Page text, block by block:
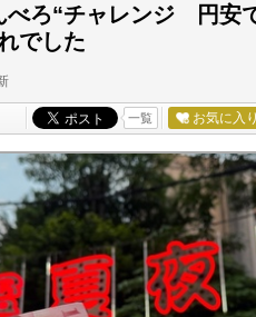
べろ“チャレンジ 円安
でした
一覧 お気に入り